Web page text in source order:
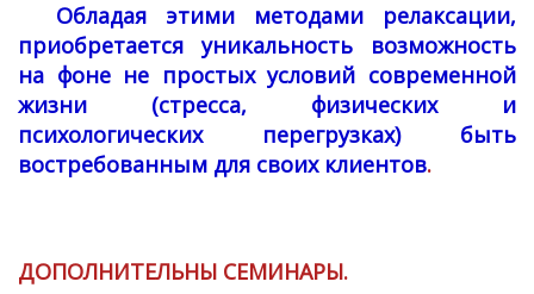
Обладая этими методами релаксации,
приобретается уникальность возможность
на фоне не простых условий современной
жизни (стресса, физических и
психологических перегрузках) быть
востребованным для своих клиентов.
ДОПОЛНИТЕЛЬНЫ СЕМИНАРЫ.